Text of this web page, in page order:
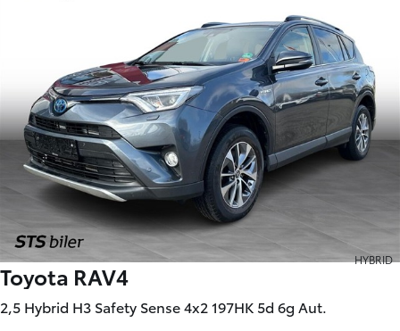
HYBRID
Toyota RAV4
2,5 Hybrid H3 Safety Sense 4x2 197HK 5d 6g Aut.